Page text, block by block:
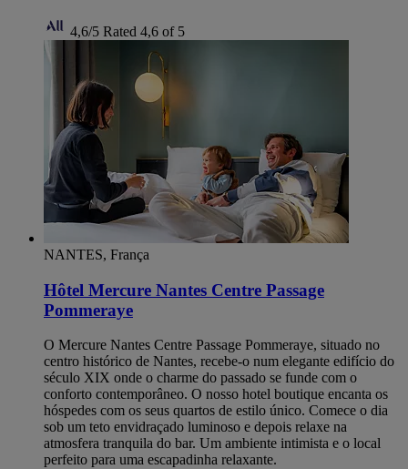
4,6/5 Rated 4,6 of 5
NANTES, França
Hôtel Mercure Nantes Centre Passage
Pommeraye
O Mercure Nantes Centre Passage Pommeraye, situado no
centro histórico de Nantes, recebe-o num elegante edifício do
século XIX onde o charme do passado se funde com o
conforto contemporâneo. O nosso hotel boutique encanta os
hóspedes com os seus quartos de estilo único. Comece o dia
sob um teto envidraçado luminoso e depois relaxe na
atmosfera tranquila do bar. Um ambiente intimista e o local
perfeito para uma escapadinha relaxante.